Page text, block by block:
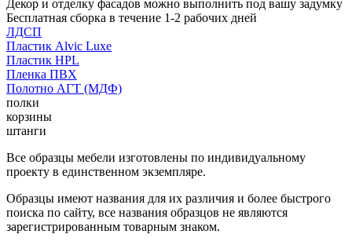
Декор и отделку фасадов можно выполнить под вашу задумку
Бесплатная сборка в течение 1-2 рабочих дней
ЛДСП
Пластик Alvic Luxe
Пластик HPL
Пленка ПВХ
Полотно АГТ (МДФ)
полки
корзины
штанги
Все образцы мебели изготовлены по индивидуальному
проекту в единственном экземпляре.
Образцы имеют названия для их различия и более быстрого
поиска по сайту, все названия образцов не являются
зарегистрированным товарным знаком.